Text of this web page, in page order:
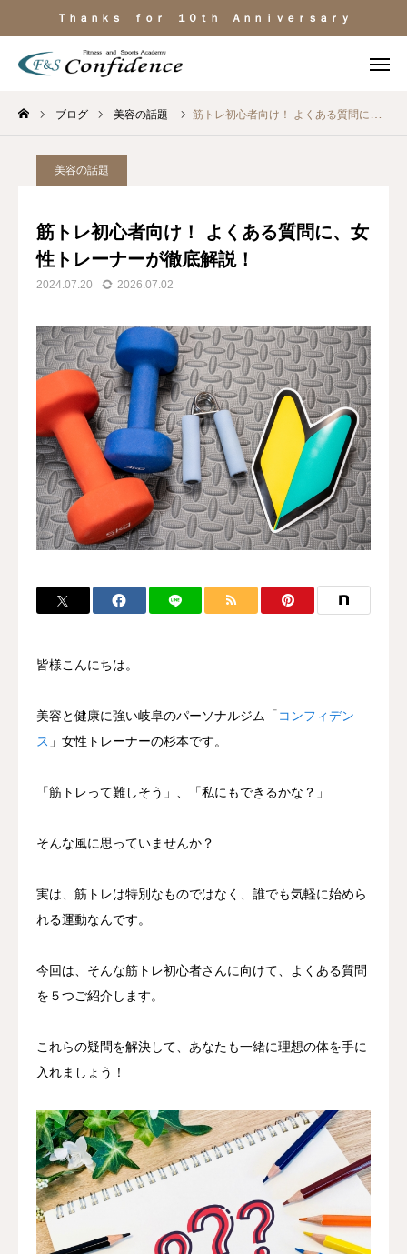
Ｔｈａｎｋｓ ｆｏｒ １０ｔｈ Ａｎｎｉｖｅｒｓａｒｙ
ブログ 美容の話題 筋トレ初心者向け！ よくある質問に、女性トレーナーが徹底解説！
美容の話題
筋トレ初心者向け！ よくある質問に、女
性トレーナーが徹底解説！
2024.07.20 2026.07.02
皆様こんにちは。
美容と健康に強い岐阜のパーソナルジム「コンフィデン
ス 」女性トレーナーの杉本です。
「筋トレって難しそう」、「私にもできるかな？」
そんな風に思っていませんか？
実は、筋トレは特別なものではなく、誰でも気軽に始めら
れる運動なんです。
今回は、そんな筋トレ初心者さんに向けて、よくある質問
を５つご紹介します。
これらの疑問を解決して、あなたも一緒に理想の体を手に
入れましょう！
施設見学 ＬＩＮＥ相談
電話
料金・サービス
トレーナー紹介
アクセス
ブログ